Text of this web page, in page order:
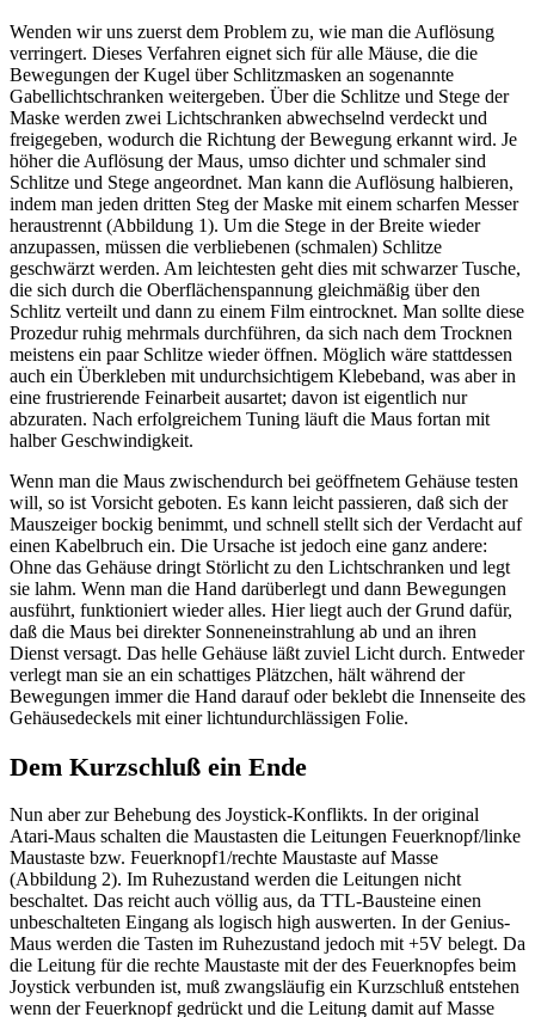
Wenden wir uns zuerst dem Problem zu, wie man die Auflösung
verringert. Dieses Verfahren eignet sich für alle Mäuse, die die
Bewegungen der Kugel über Schlitzmasken an sogenannte
Gabellichtschranken weitergeben. Über die Schlitze und Stege der
Maske werden zwei Lichtschranken abwechselnd verdeckt und
freigegeben, wodurch die Richtung der Bewegung erkannt wird. Je
höher die Auflösung der Maus, umso dichter und schmaler sind
Schlitze und Stege angeordnet. Man kann die Auflösung halbieren,
indem man jeden dritten Steg der Maske mit einem scharfen Messer
heraustrennt (Abbildung 1). Um die Stege in der Breite wieder
anzupassen, müssen die verbliebenen (schmalen) Schlitze
geschwärzt werden. Am leichtesten geht dies mit schwarzer Tusche,
die sich durch die Oberflächenspannung gleichmäßig über den
Schlitz verteilt und dann zu einem Film eintrocknet. Man sollte diese
Prozedur ruhig mehrmals durchführen, da sich nach dem Trocknen
meistens ein paar Schlitze wieder öffnen. Möglich wäre stattdessen
auch ein Überkleben mit undurchsichtigem Klebeband, was aber in
eine frustrierende Feinarbeit ausartet; davon ist eigentlich nur
abzuraten. Nach erfolgreichem Tuning läuft die Maus fortan mit
halber Geschwindigkeit.
Wenn man die Maus zwischendurch bei geöffnetem Gehäuse testen
will, so ist Vorsicht geboten. Es kann leicht passieren, daß sich der
Mauszeiger bockig benimmt, und schnell stellt sich der Verdacht auf
einen Kabelbruch ein. Die Ursache ist jedoch eine ganz andere:
Ohne das Gehäuse dringt Störlicht zu den Lichtschranken und legt
sie lahm. Wenn man die Hand darüberlegt und dann Bewegungen
ausführt, funktioniert wieder alles. Hier liegt auch der Grund dafür,
daß die Maus bei direkter Sonneneinstrahlung ab und an ihren
Dienst versagt. Das helle Gehäuse läßt zuviel Licht durch. Entweder
verlegt man sie an ein schattiges Plätzchen, hält während der
Bewegungen immer die Hand darauf oder beklebt die Innenseite des
Gehäusedeckels mit einer lichtundurchlässigen Folie.
Dem Kurzschluß ein Ende
Nun aber zur Behebung des Joystick-Konflikts. In der original
Atari-Maus schalten die Maustasten die Leitungen Feuerknopf/linke
Maustaste bzw. Feuerknopf1/rechte Maustaste auf Masse
(Abbildung 2). Im Ruhezustand werden die Leitungen nicht
beschaltet. Das reicht auch völlig aus, da TTL-Bausteine einen
unbeschalteten Eingang als logisch high auswerten. In der Genius-
Maus werden die Tasten im Ruhezustand jedoch mit +5V belegt. Da
die Leitung für die rechte Maustaste mit der des Feuerknopfes beim
Joystick verbunden ist, muß zwangsläufig ein Kurzschluß entstehen
wenn der Feuerknopf gedrückt und die Leitung damit auf Masse